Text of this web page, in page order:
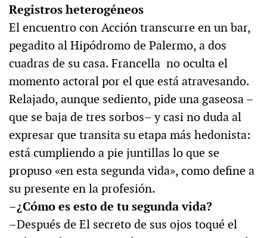
Registros heterogéneos
El encuentro con Acción transcurre en un bar,
pegadito al Hipódromo de Palermo, a dos
cuadras de su casa. Francella no oculta el
momento actoral por el que está atravesando.
Relajado, aunque sediento, pide una gaseosa –
que se baja de tres sorbos– y casi no duda al
expresar que transita su etapa más hedonista:
está cumpliendo a pie juntillas lo que se
propuso «en esta segunda vida», como define a
su presente en la profesión.
–¿Cómo es esto de tu segunda vida?
–Después de El secreto de sus ojos toqué el